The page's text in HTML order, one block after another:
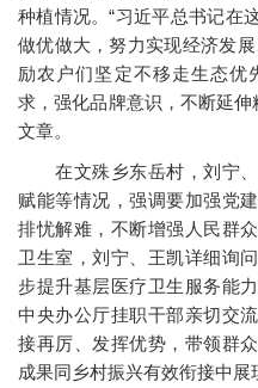
种植情况。“习近平总书记在
做优做大，努力实现经济发
励农户们坚定不移走生态优
求，强化品牌意识，不断延伸
文章。
在文殊乡东岳村，刘宁、
赋能等情况，强调要加强党
排忧解难，不断增强人民群
卫生室，刘宁、王凯详细询
步提升基层医疗卫生服务能
中央办公厅挂职干部亲切交
接再厉、发挥优势，带领群
成果同乡村振兴有效衔接中展